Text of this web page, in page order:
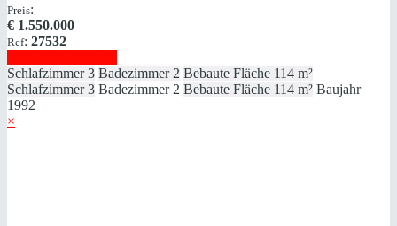
Preis:
€ 1.550.000
Ref: 27532
Schlafzimmer 3 Badezimmer 2 Bebaute Fläche 114 m²
Schlafzimmer 3 Badezimmer 2 Bebaute Fläche 114 m² Baujahr
1992
×